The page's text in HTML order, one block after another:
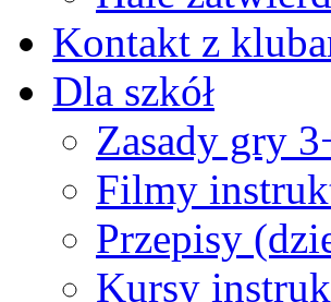
Kontakt z
Dla szkół
Zasady gry
Filmy
Przepisy
Kursy